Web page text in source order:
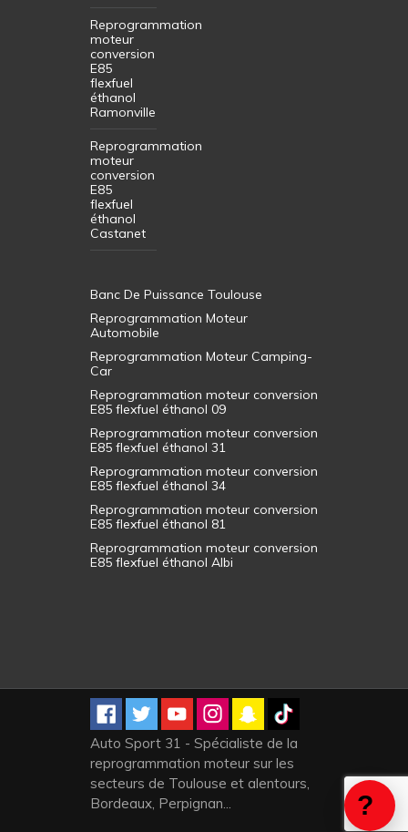
Reprogrammation
moteur
conversion
E85
flexfuel
éthanol
Ramonville
Reprogrammation
moteur
conversion
E85
flexfuel
éthanol
Castanet
Banc De Puissance Toulouse
Reprogrammation Moteur
Automobile
Reprogrammation Moteur Camping-
Car
Reprogrammation moteur conversion
E85 flexfuel éthanol 09
Reprogrammation moteur conversion
E85 flexfuel éthanol 31
Reprogrammation moteur conversion
E85 flexfuel éthanol 34
Reprogrammation moteur conversion
E85 flexfuel éthanol 81
Reprogrammation moteur conversion
E85 flexfuel éthanol Albi
Auto Sport 31 - Spécialiste de la
reprogrammation moteur sur les
secteurs de Toulouse et alentours,
Bordeaux, Perpignan...